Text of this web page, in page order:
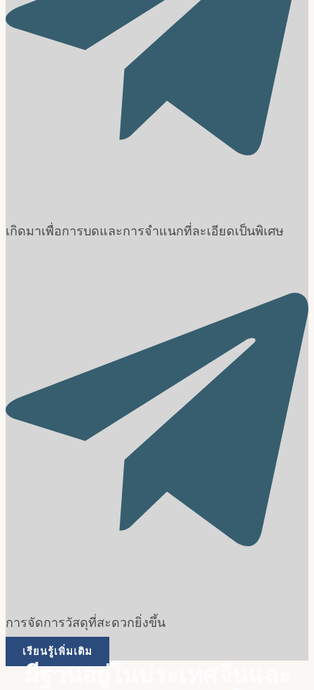
เกิดมาเพื่อการบดและการจำแนกที่ละเอียดเป็นพิเศษ
การจัดการวัสดุที่สะดวกยิ่งขึ้น
เรียนรู้เพิ่มเติม
มีฐานอยู่ในประเทศจีนและ